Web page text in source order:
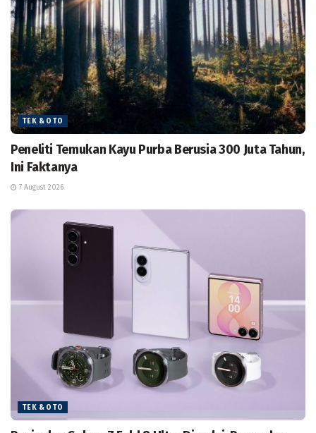
TEK & OTO
Peneliti Temukan Kayu Purba Berusia 300 Juta Tahun,
Ini Faktanya
7 August 2026
TEK & OTO